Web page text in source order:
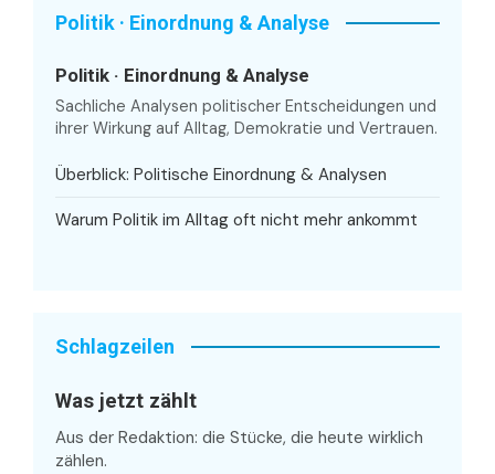
Politik · Einordnung & Analyse
Politik · Einordnung & Analyse
Sachliche Analysen politischer Entscheidungen und
ihrer Wirkung auf Alltag, Demokratie und Vertrauen.
Überblick: Politische Einordnung & Analysen
Warum Politik im Alltag oft nicht mehr ankommt
Schlagzeilen
Was jetzt zählt
Aus der Redaktion: die Stücke, die heute wirklich
zählen.